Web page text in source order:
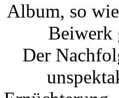
Album, so
Beiwerk
Der